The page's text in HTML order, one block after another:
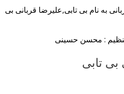
: محسن حسینی
بی تابی